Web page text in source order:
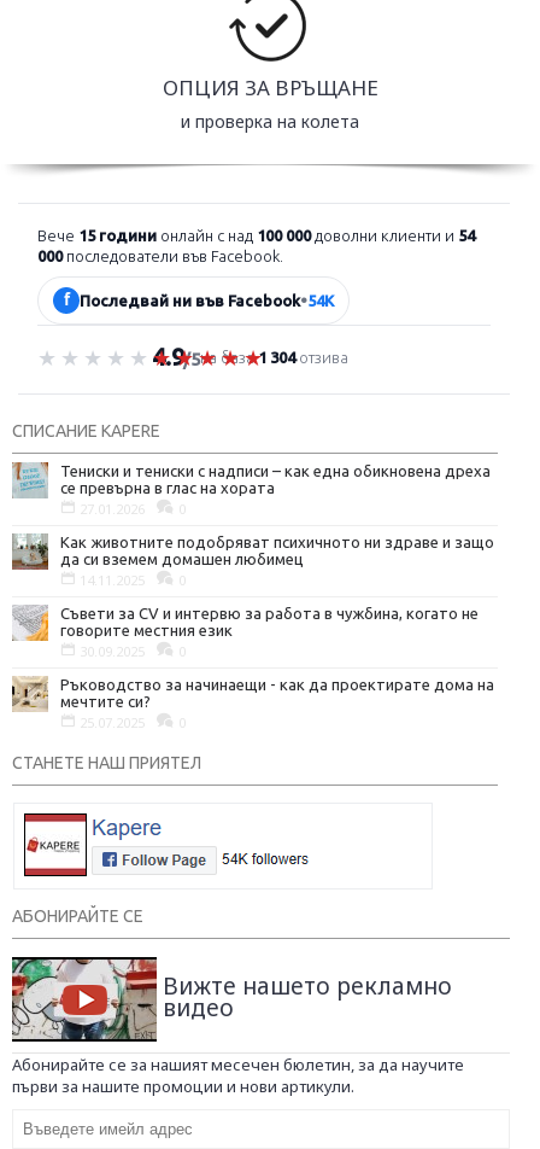
ОПЦИЯ ЗА ВРЪЩАНЕ
и проверка на колета
Вече 15 години онлайн с над 100 000доволни клиенти и 54
000последователи във Facebook.
f Последвай ни във Facebook•54K
Оценка 4.9 от 5
4.9/5на база1 304отзива
СПИСАНИЕ KAPERE
Тениски и тениски с надписи – как една обикновена дреха
се превърна в глас на хората
27.01.2026 0
Как животните подобряват психичното ни здраве и защо
да си вземем домашен любимец
14.11.2025 0
Съвети за CV и интервю за работа в чужбина, когато не
говорите местния език
30.09.2025 0
Ръководство за начинаещи - как да проектирате дома на
мечтите си?
25.07.2025 0
СТАНЕТЕ НАШ ПРИЯТЕЛ
АБОНИРАЙТЕ СЕ
Вижте нашето рекламно
видео
Абонирайте се за нашият месечен бюлетин, за да научите
първи за нашите промоции и нови артикули.